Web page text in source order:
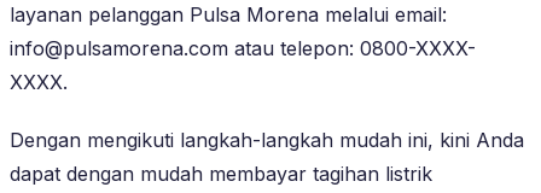
layanan pelanggan Pulsa Morena melalui email:
info@pulsamorena.com atau telepon: 0800-XXXX-
XXXX.
Dengan mengikuti langkah-langkah mudah ini, kini Anda
dapat dengan mudah membayar tagihan listrik